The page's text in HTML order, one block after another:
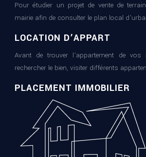
Pour étudier un projet de vente de
mairie afin de consulter le plan local
LOCATION D’APPART
Avant de trouver l’appartement de vos
rechercher le bien, visiter différents
PLACEMENT IMMOBILIER